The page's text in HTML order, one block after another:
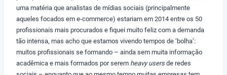
uma matéria que analistas de mídias sociais (principalmente
aqueles focados em e-commerce) estariam em 2014 entre os 50
profissionais mais procurados e fiquei muito feliz com a demanda
tão intensa, mas acho que estamos vivendo tempos de ‘bolha’:
muitos profissionais se formando – ainda sem muita informação
acadêmica e mais formados por serem heavy usersde redes